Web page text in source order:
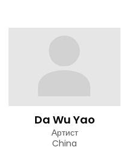
Da Wu Yao
Артист
China